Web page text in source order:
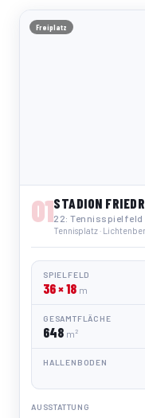
Freiplatz
01STADION
22: Tennisspielfeld
Tennisplatz ·
SPIELFELD
36 × 18 m
GESAMTFLÄCHE
648 m²
HALLENBODEN
AUSSTATTUNG